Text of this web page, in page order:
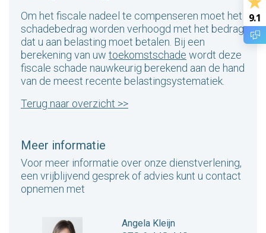
Om het fiscale nadeel te compenseren moet het
schadebedrag worden verhoogd met het bedrag
dat u aan belasting moet betalen. Bij een
berekening van uw toekomstschade wordt deze
fiscale schade nauwkeurig berekend aan de hand
van de meest recente belastingsystematiek.
Terug naar overzicht >>
Meer informatie
Voor meer informatie over onze dienstverlening,
een vrijblijvend gesprek of advies kunt u contact
opnemen met
Angela Kleijn
9.1